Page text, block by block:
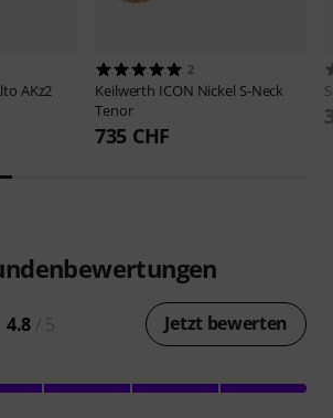
AKz2
2
Keilwerth ICON Nickel S-Neck
Tenor
735 CHF
4.8 Jetzt bewerten